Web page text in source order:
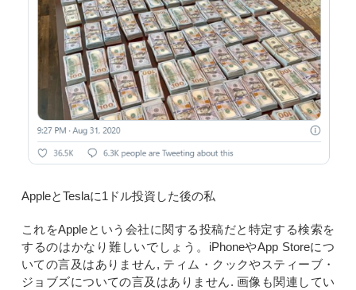
AppleとTeslaに1ドル投資した後の私
これをAppleという会社に関する投稿だと特定する検索を
するのはかなり難しいでしょう。iPhoneやApp Storeにつ
いての言及はありません, ティム・クックやスティーブ・
ジョブズについての言及はありません. 画像も関連してい